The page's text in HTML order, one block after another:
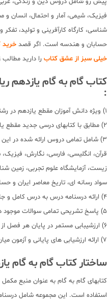
فیزیک، شیمی، آمار و احتمال، انسان و
شناسی، کارگاه کارآفرینی و تولید،
حسابان و هندسه است. اگر قصد خرید
خیلی سبز از عشق کتاب را دارید
کتاب گام به گام یازدهم
:
1) ویژه دانش آموزان مقطع یازدهم در رشته ریاضی
2) مطابق با کتابهای درسی جدید مقطع یازدهم رشته ریاضی
3) شامل تمامی دروس ارائه شده در
قرآن، انگلیسی، فارسی، نگارش،
زیست، آزمایشگاه علوم تجربی، زمین
سواد رسانه ای، تاریخ معاصر ایران و
4) ارائه درسنامه درس به درس کامل و جامع با مثال تشریحی
5) پاسخ تشریحی تمامی سوالات موجود در کتاب درسی
6) ارزشیبابی مستمر در پایان هر فصل از هر کتاب
7) ارائه ارزشیابی های پایانی و آزمون میان نوبت و پایان نوبت از کتاب درسی
ساختار کتاب گام به گام
کتابهای گام به گام به عنوان منبع
استفاده است. این مجموعه شامل